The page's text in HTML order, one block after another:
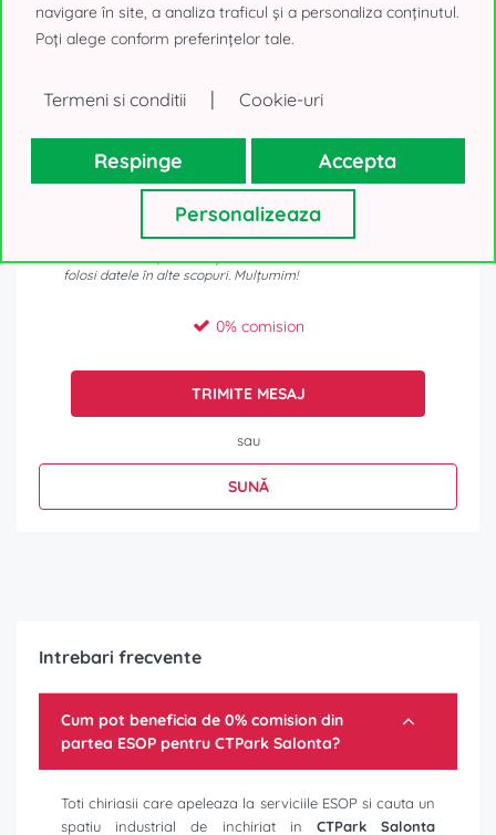
Datele tale personale, așa cum sunt ele colectate mai sus, vor fi
utilizate numai pentru a-ți trimite oferte imobiliare. Nu vom
folosi datele în alte scopuri. Mulțumim!
0% comision
TRIMITE MESAJ
sau
SUNĂ
Intrebari frecvente
Cum pot beneficia de 0% comision din
partea ESOP pentru CTPark Salonta?
Toti chiriasii care apeleaza la serviciile ESOP si cauta un
spatiu industrial de inchiriat in CTPark Salonta
navigare în site, a analiza traficul și a personaliza conținutul.
Poți alege conform preferințelor tale.
Termeni si conditii | Cookie-uri
Respinge Accepta
Personalizeaza